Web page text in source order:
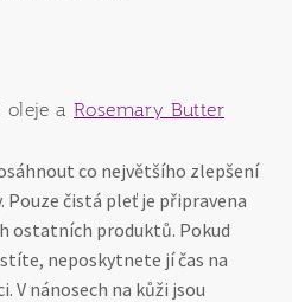
a Rosemary Butter
co největšího zlepšení
čistá pleť je připravena
ostatních produktů. Pokud
neposkytnete jí čas na
V nánosech na kůži jsou